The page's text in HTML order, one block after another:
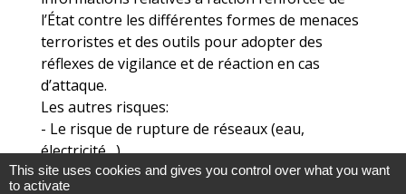
l’État contre les différentes formes de menaces
terroristes et des outils pour adopter des
réflexes de vigilance et de réaction en cas
d’attaque.
Les autres risques:
- Le risque de rupture de réseaux (eau,
électricité…)
- Les risques urbains (incendie, accident…)
This site uses cookies and gives you control over what you want
to activate